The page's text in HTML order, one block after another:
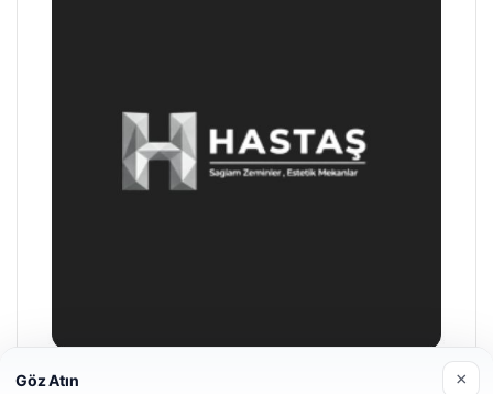
Göz Atın ×